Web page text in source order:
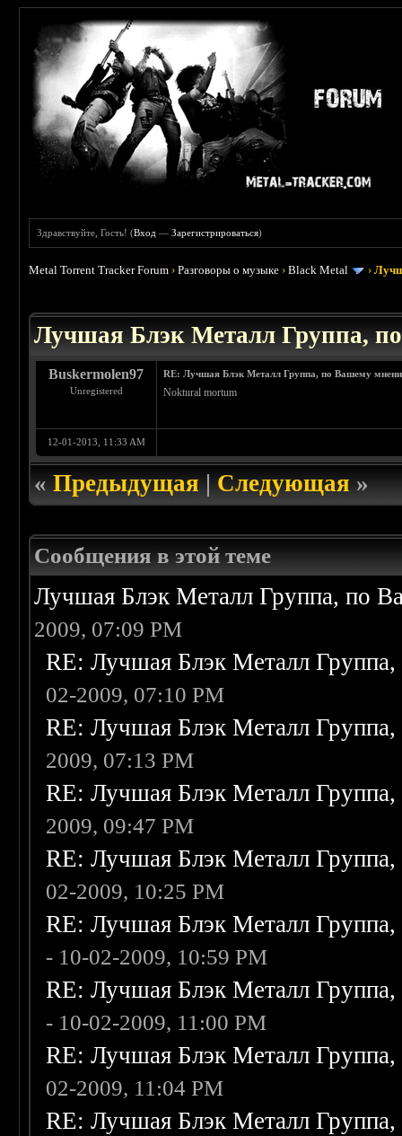
Здравствуйте, Гость! (Вход —Зарегистрироваться)
Metal Torrent Tracker Forum ›Разговоры о музыке ›Black Metal ›
Лучшая Блэк Металл Группа,
Buskermolen97
Unregistered
RE: Лучшая Блэк Металл Группа, по Вашему
Noktural mortum
12-01-2013, 11:33 AM
«Предыдущая|Следующая»
Сообщения в этой теме
Лучшая Блэк Металл Группа, по
2009, 07:09 PM
RE: Лучшая Блэк Металл
02-2009, 07:10 PM
RE: Лучшая Блэк Металл
2009, 07:13 PM
RE: Лучшая Блэк Металл
2009, 09:47 PM
RE: Лучшая Блэк Металл
02-2009, 10:25 PM
RE: Лучшая Блэк Металл
- 10-02-2009, 10:59 PM
RE: Лучшая Блэк Металл
- 10-02-2009, 11:00 PM
RE: Лучшая Блэк Металл
02-2009, 11:04 PM
RE: Лучшая Блэк Металл